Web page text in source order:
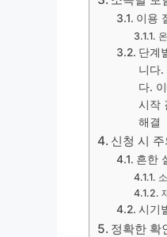
이용
단계
니다.
다.
시작
해결
신청 시
흔한
시기
정확한 확